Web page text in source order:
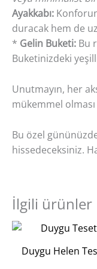
Ayakkabı:
duracak hem de
* Gelin Buketi: Bu
Buketinizdeki
Unutmayın, her
mükemmel
Bu özel
hissedeceksiniz.
İlgili ürünler
Duygu Helen